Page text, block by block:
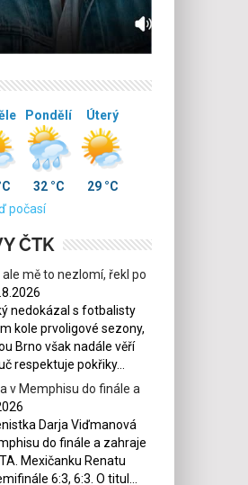
Pondělí
32 °C
Úterý
29 °C
počasí
ČTK
mě to nezlomí, řekl po
nedokázal s fotbalisty
kole prvoligové sezony,
Brno však nadále věří
respektuje pokřiky...
v Memphisu do finále a
Darja Viďmanová
do finále a zahraje
Mexičanku Renatu
6:3, 6:3. O titul...